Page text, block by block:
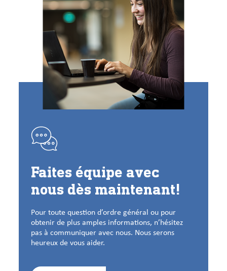
Faites équipe avec
nous dès maintenant!
Pour toute question d’ordre général ou pour
obtenir de plus amples informations, n’hésitez
pas à communiquer avec nous. Nous serons
heureux de vous aider.